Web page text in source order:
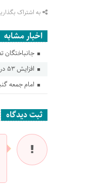
به اشتراک
اخبار مشابه
جانباختگان
افزایش ۵۳ درصدی بارندگی‌ها در گلستان
امام جمعه
ثبت دیدگاه